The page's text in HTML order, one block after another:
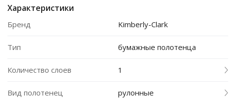
Характеристики
Бренд Kimberly-Clark
Тип бумажные полотенца
Количество слоев 1
Вид полотенец рулонные